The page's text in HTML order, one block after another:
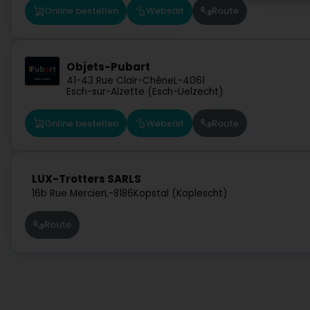
Online bestellen Websäit Route
Objets-Pubart
41-43 Rue Clair-ChêneL-4061
Esch-sur-Alzette (Esch-Uelzecht)
Online bestellen Websäit Route
LUX-Trotters SARLS
16b Rue MercierL-8186Kopstal (Koplescht)
Route